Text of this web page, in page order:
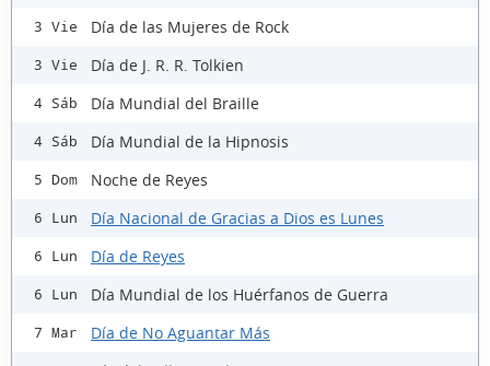
3 Vie Día de las Mujeres de Rock
3 Vie Día de J. R. R. Tolkien
4 Sáb Día Mundial del Braille
4 Sáb Día Mundial de la Hipnosis
5 Dom Noche de Reyes
6 Lun Día Nacional de Gracias a Dios es Lunes
6 Lun Día de Reyes
6 Lun Día Mundial de los Huérfanos de Guerra
7 Mar Día de No Aguantar Más